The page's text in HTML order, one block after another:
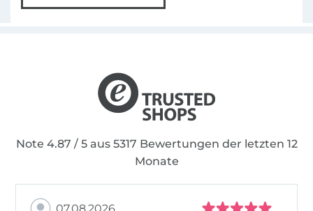
Note 4.87 / 5 aus 5317 Bewertungen der letzten 12
Monate